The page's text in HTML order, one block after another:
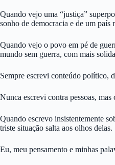
Quando vejo uma “justiça”
sonho de democracia e de um país
Quando vejo o povo em pé de
mundo sem guerra, com mais
Sempre escrevi conteúdo político,
Nunca escrevi contra pessoas,
Quando escrevo insistentemente
triste situação salta aos olhos delas.
Eu, meu pensamento e minhas